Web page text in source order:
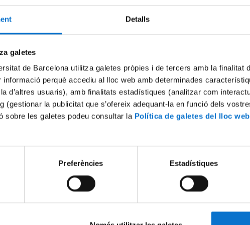
Detalls
galetes
de Barcelona utilitza galetes pròpies i de tercers amb la finalitat
informació perquè accediu al lloc web amb determinades
d’altres usuaris), amb finalitats estadístiques (analitzar com
(gestionar la publicitat que s’ofereix adequant-la en funció dels
sobre les galetes podeu consultar la Política de galetes del lloc
Preferències Estadístiques